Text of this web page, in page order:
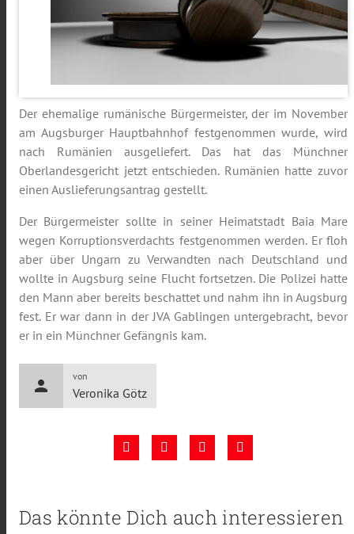
Der ehemalige rumänische Bürgermeister, der im November
am Augsburger Hauptbahnhof festgenommen wurde, wird
nach Rumänien ausgeliefert. Das hat das Münchner
Oberlandesgericht jetzt entschieden. Rumänien hatte zuvor
einen Auslieferungsantrag gestellt.
Der Bürgermeister sollte in seiner Heimatstadt Baia Mare
wegen Korruptionsverdachts festgenommen werden. Er floh
aber über Ungarn zu Verwandten nach Deutschland und
wollte in Augsburg seine Flucht fortsetzen. Die Polizei hatte
den Mann aber bereits beschattet und nahm ihn in Augsburg
fest. Er war dann in der JVA Gablingen untergebracht, bevor
er in ein Münchner Gefängnis kam.
person
von
Veronika Götz
Das könnte Dich auch interessieren